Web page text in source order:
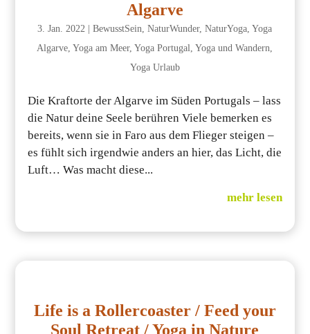
Algarve
3. Jan. 2022 |BewusstSein,NaturWunder,NaturYoga,Yoga
Algarve,Yoga am Meer,Yoga Portugal,Yoga und Wandern,
Yoga Urlaub
Die Kraftorte der Algarve im Süden Portugals – lass
die Natur deine Seele berühren Viele bemerken es
bereits, wenn sie in Faro aus dem Flieger steigen –
es fühlt sich irgendwie anders an hier, das Licht, die
Luft… Was macht diese...
mehr lesen
Life is a Rollercoaster / Feed your
Soul Retreat / Yoga in Nature